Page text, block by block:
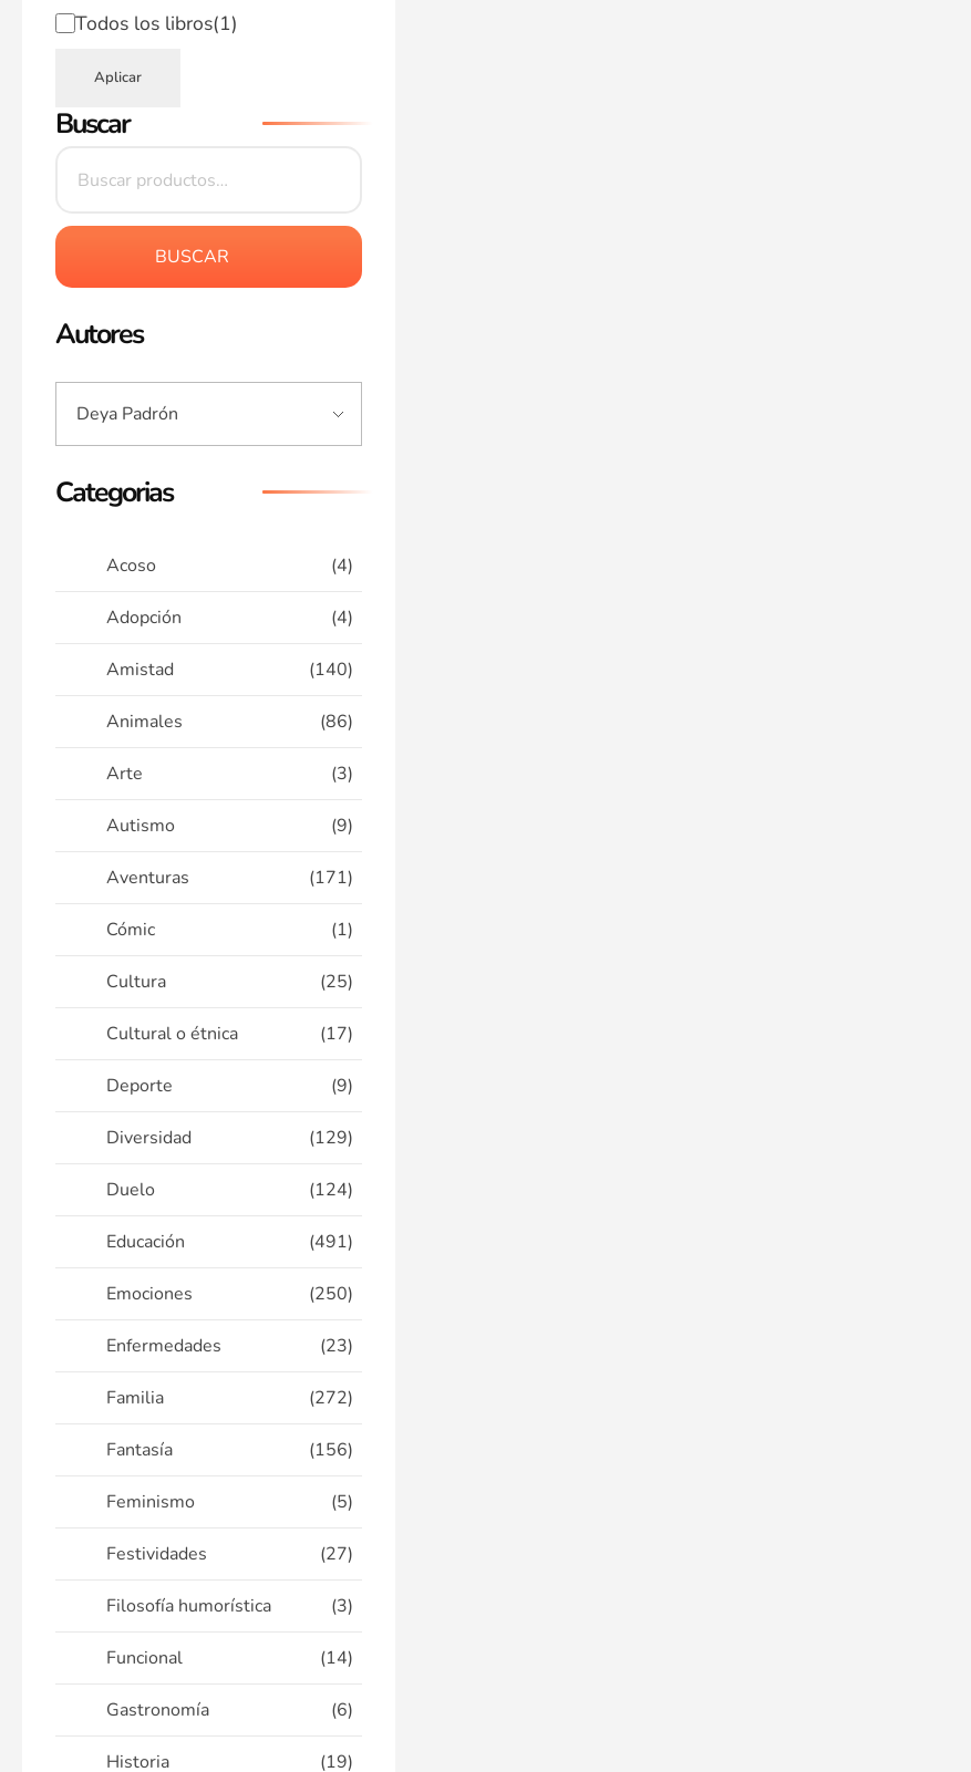
Todos los libros(1)
Aplicar
Buscar
BUSCAR
Autores
Categorias
Acoso (4)
Adopción (4)
Amistad (140)
Animales (86)
Arte (3)
Autismo (9)
Aventuras (171)
Cómic (1)
Cultura (25)
Cultural o étnica (17)
Deporte (9)
Diversidad (129)
Duelo (124)
Educación (491)
Emociones (250)
Enfermedades (23)
Familia (272)
Fantasía (156)
Feminismo (5)
Festividades (27)
Filosofía humorística (3)
Funcional (14)
Gastronomía (6)
Historia (19)